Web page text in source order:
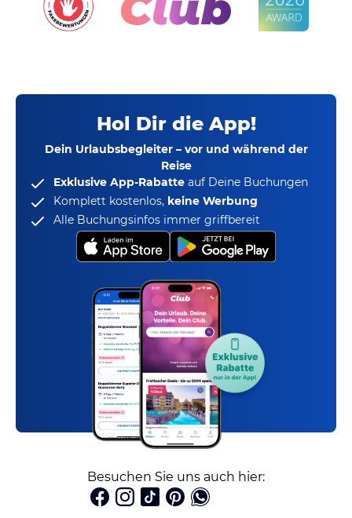
Hol Dir die App!
Dein Urlaubsbegleiter – vor und während der
Reise
Exklusive App-Rabatte auf Deine Buchungen
Komplett kostenlos, keine Werbung
Alle Buchungsinfos immer griffbereit
Besuchen Sie uns auch hier: